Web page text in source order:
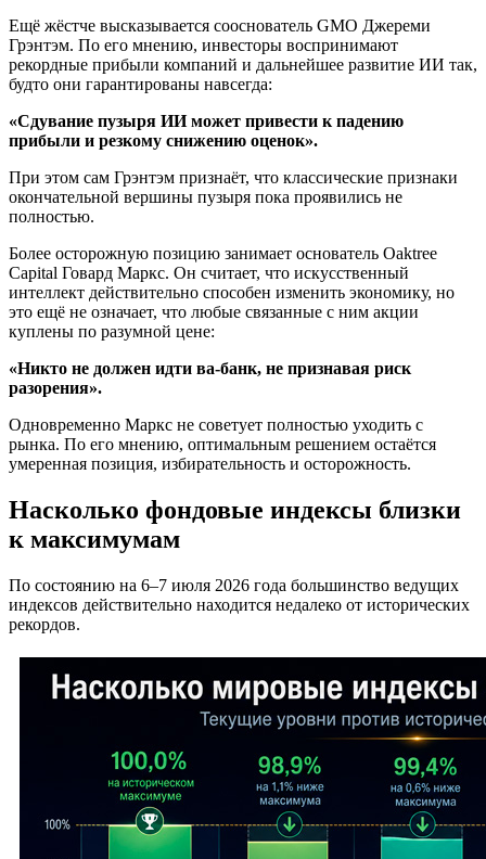
Ещё жёстче высказывается сооснователь GMO Джереми
Грэнтэм. По его мнению, инвесторы воспринимают
рекордные прибыли компаний и дальнейшее развитие ИИ так,
будто они гарантированы навсегда:
«Сдувание пузыря ИИ может привести к падению
прибыли и резкому снижению оценок».
При этом сам Грэнтэм признаёт, что классические признаки
окончательной вершины пузыря пока проявились не
полностью.
Более осторожную позицию занимает основатель Oaktree
Capital Говард Маркс. Он считает, что искусственный
интеллект действительно способен изменить экономику, но
это ещё не означает, что любые связанные с ним акции
куплены по разумной цене:
«Никто не должен идти ва-банк, не признавая риск
разорения».
Одновременно Маркс не советует полностью уходить с
рынка. По его мнению, оптимальным решением остаётся
умеренная позиция, избирательность и осторожность.
Насколько фондовые индексы близки
к максимумам
По состоянию на 6–7 июля 2026 года большинство ведущих
индексов действительно находится недалеко от исторических
рекордов.